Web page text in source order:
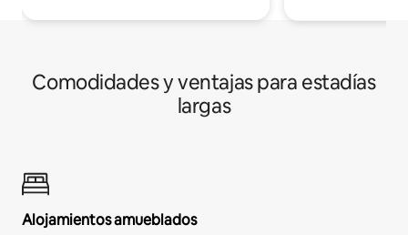
Comodidades y ventajas para estadías
largas
Alojamientos amueblados